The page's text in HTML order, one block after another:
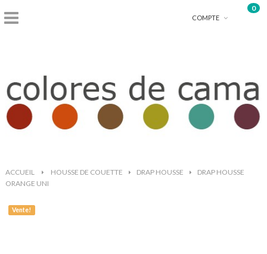
shopping_basket
0
COMPTE
ACCUEIL > HOUSSE DE COUETTE > DRAP HOUSSE >
DRAP HOUSSE
ORANGE UNI
Vente!